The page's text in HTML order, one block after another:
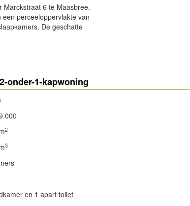
Marckstraat 6 te Maasbree.
perceeloppervlakte van
De geschatte
onder-1-kapwoning
2
3
en 1 apart toilet